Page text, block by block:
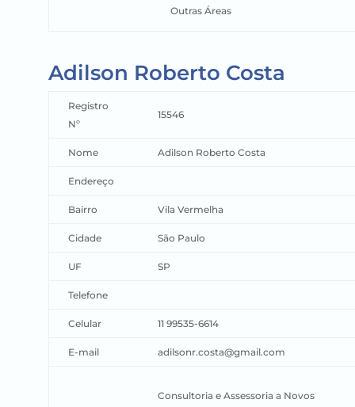
Outras Áreas
Adilson Roberto Costa
Registro
Nº
15546
Nome Adilson Roberto Costa
Endereço
Bairro Vila Vermelha
Cidade São Paulo
UF SP
Telefone
Celular 11 99535-6614
E-mail adilsonr.costa@gmail.com
Consultoria e Assessoria a Novos